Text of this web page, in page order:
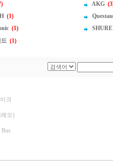
AKG
(1)
(1) SHURE
(1)
크
레오)